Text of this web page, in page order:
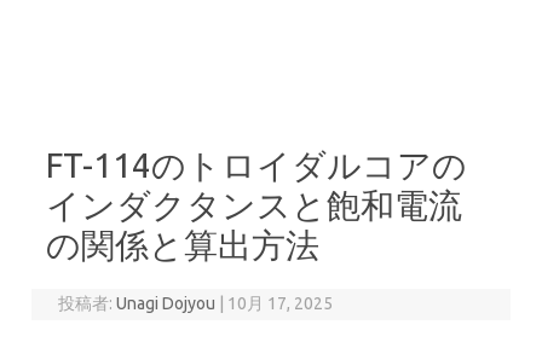
FT-114のトロイダルコアの
インダクタンスと飽和電流
の関係と算出方法
投稿者:Unagi Dojyou 10月 17, 2025